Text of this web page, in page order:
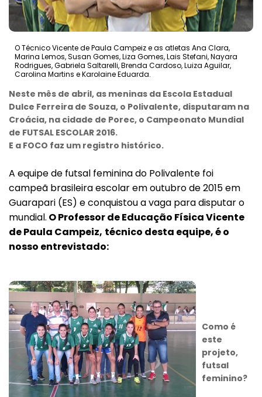
O Técnico Vicente de Paula Campeiz e as atletas Ana Clara,
Marina Lemos, Susan Gomes, Liza Gomes, Lais Stefani, Nayara
Rodrigues, Gabriela Saltarelli, Brenda Cardoso, Luiza Aguilar,
Carolina Martins e Karolaine Eduarda.
Neste mês de abril, as meninas da Escola Estadual
Dulce Ferreira de Souza, o Polivalente, disputaram na
Croácia, na cidade de Porec, o Campeonato Mundial
de FUTSAL ESCOLAR 2016.
E a FOCO faz um registro histórico.
A equipe de futsal feminina do Polivalente foi
campeã brasileira escolar em outubro de 2015 em
Guarapari (ES) e conquistou a vaga para disputar o
mundial. O Professor de Educação Física Vicente
de Paula Campeiz, técnico desta equipe, é o
nosso entrevistado:
Como é
este
projeto,
futsal
feminino?